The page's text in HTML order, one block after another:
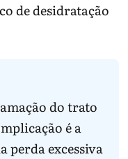
depois
de desidratação
do trato
é a
perda excessiva